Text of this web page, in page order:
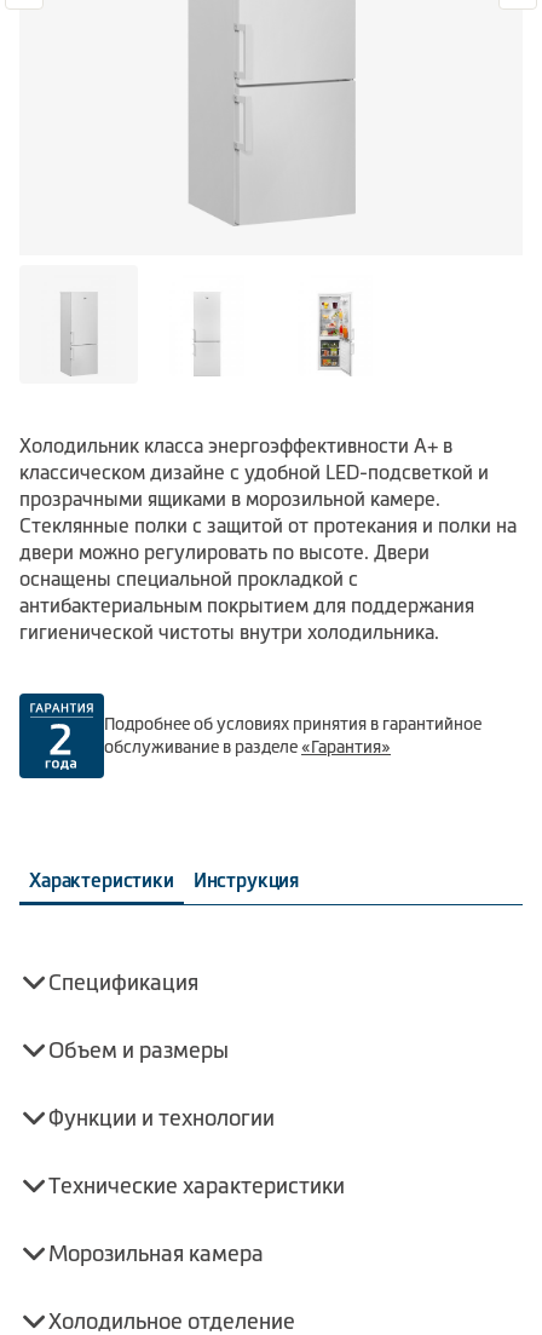
Холодильник класса энергоэффективности А+ в
классическом дизайне с удобной LED-подсветкой и
прозрачными ящиками в морозильной камере.
Стеклянные полки с защитой от протекания и полки на
двери можно регулировать по высоте. Двери
оснащены специальной прокладкой с
антибактериальным покрытием для поддержания
гигиенической чистоты внутри холодильника.
Подробнее об условиях принятия в гарантийное
обслуживание в разделе«Гарантия»
Характеристики Инструкция
Спецификация
Объем и размеры
Функции и технологии
Технические характеристики
Морозильная камера
Холодильное отделение